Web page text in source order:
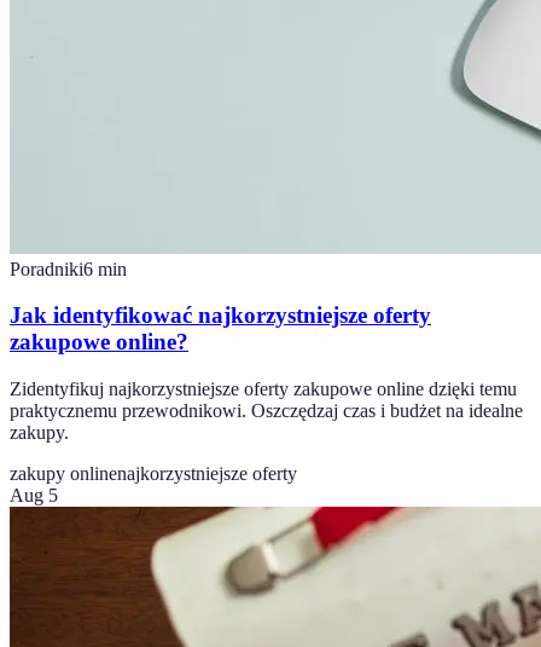
Poradniki6 min
Jak identyfikować najkorzystniejsze oferty
zakupowe online?
Zidentyfikuj najkorzystniejsze oferty zakupowe online dzięki temu
praktycznemu przewodnikowi. Oszczędzaj czas i budżet na idealne
zakupy.
zakupy onlinenajkorzystniejsze oferty
Aug 5